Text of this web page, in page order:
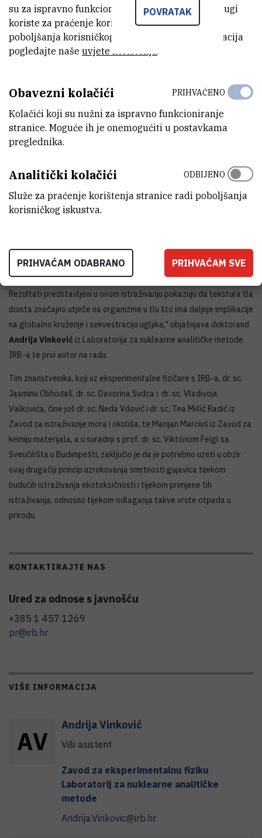
ukupna količina mikročestica manjih od jednog mikrometra ne smije
prelaziti količinu od 20 posto jer inače dolazi do isušivanja i
ometanog funkcioniranja epiderme kod ove vrste gujavica.
Istraživanje bi moglo objasniti zašto je zastupljenost organizama
tropskim regijama (
Van den Hoogen i sur., 2019*
Rezultati predstavljeni u ovom istraživanju pokazuju da tekstura tla
doista značajno utječe na organizme u tlu što ima daljnje implikacije
na globalno kruženje i sekvestraciju ugljika,'' objašnjava doktorand
Andrija Vinković iz Laboratorija za nuklearne analitičke metode
IRB-a te prvi autor na radu.
Tim znanstvenika, koji uz eksperimentalne fizičare s IRB-a, dr. sc.
Jasminu Obhođaš, dr. sc. Davorina Sudca i dr. sc. Vladivoja
Valkovića, čine još dr. sc. Neda Vdović i dr. sc. Tea Mišić Radić iz
Zavod za istraživanje mora i okoliša, te Marijan Marciuš iz Zavod za
kemiju materijala, a u suradnji s prof. dr. sc. Viktóriom Feigl sa
Sveučilišta u Budimpešti, zaključio je da je potrebno uzeti u obzir
ovaj drugačiji princip uzrokovanja smrtnosti gujavica tijekom
budućih istraživanja ekotoksičnosti i tijekom primjene tih
istraživanja, odnosno tijekom odlaganja takve vrste otpada u
prirodu.
KONTAKTIRAJTE NAS
Ured za odnose s javnošću
+385 1 457 1269
pr@irb.hr
VIŠE INFORMACIJA
AV
Andrija Vinković
Viši asistent
Zavod za eksperimentalnu fiziku
Laboratorij za nuklearne analitičke
metode
Andrija.Vinkovic@irb.hr
POVRATAK
su za ispravno funkcioniranje stranice, dok se drugi
koriste za praćenje korištenja stranice radi
poboljšanja korisničkog iskustva. Za više informacija
pogledajte naše uvjete korištenja.
Obavezni kolačići
Kolačići koji su nužni za ispravno funkcioniranje
stranice. Moguće ih je onemogućiti u postavkama
preglednika.
PRIHVAĆENO
Analitički kolačići
Služe za praćenje korištenja stranice radi poboljšanja
korisničkog iskustva.
ODBIJENO
PRIHVAĆAM ODABRANO PRIHVAĆAM SVE